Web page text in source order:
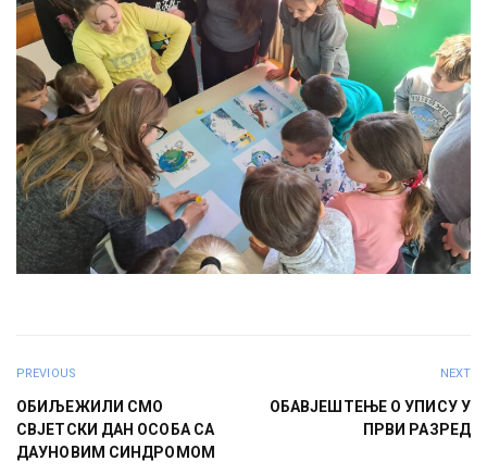
PREVIOUS
ОБИЉЕЖИЛИ СМО
СВЈЕТСКИ ДАН ОСОБА СА
ДАУНОВИМ СИНДРОМОМ
NEXT
ОБАВЈЕШТЕЊЕ О УПИСУ У
ПРВИ РАЗРЕД